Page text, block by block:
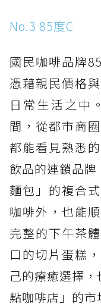
No.3 85度C
國民咖啡品牌
憑藉親民價格
日常生活之中
間，從都市商
都能看見熟悉
飲品的連鎖品
麵包」的複合
咖啡外，也能
完整的下午茶
口的切片蛋糕
己的療癒選擇
點咖啡店」的市